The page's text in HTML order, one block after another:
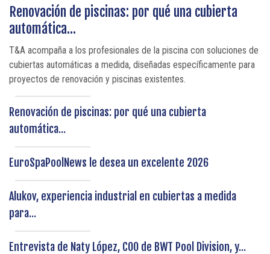
Renovación de piscinas: por qué una cubierta
automática...
T&A acompaña a los profesionales de la piscina con soluciones de
cubiertas automáticas a medida, diseñadas específicamente para
proyectos de renovación y piscinas existentes.
Renovación de piscinas: por qué una cubierta
automática...
EuroSpaPoolNews le desea un excelente 2026
Alukov, experiencia industrial en cubiertas a medida
para...
Entrevista de Naty López, COO de BWT Pool Division, y...